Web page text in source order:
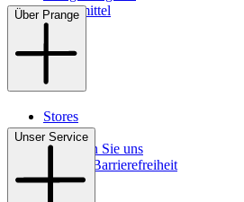
Pflegemittel
Über Prange
Stores
Kontakt
So finden Sie uns
Digitale Barrierefreiheit
Unser Service